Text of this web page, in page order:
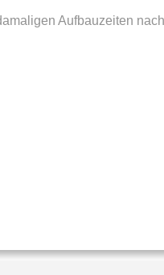
Aufbauzeiten